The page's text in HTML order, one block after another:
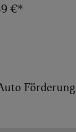
€*
Förderung